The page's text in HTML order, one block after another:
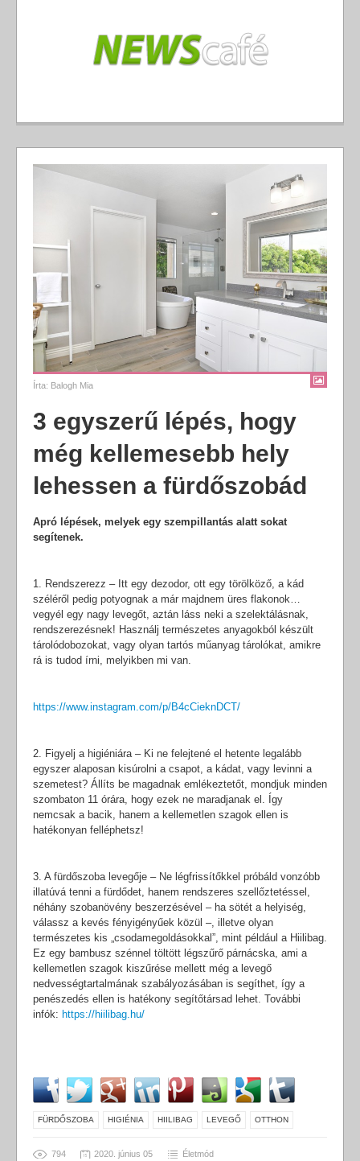
Írta: Balogh Mia
3 egyszerű lépés, hogy
még kellemesebb hely
lehessen a fürdőszobád
Apró lépések, melyek egy szempillantás alatt sokat
segítenek.
1. Rendszerezz – Itt egy dezodor, ott egy törölköző, a kád
széléről pedig potyognak a már majdnem üres flakonok…
vegyél egy nagy levegőt, aztán láss neki a szelektálásnak,
rendszerezésnek! Használj természetes anyagokból készült
tárolódobozokat, vagy olyan tartós műanyag tárolókat, amikre
rá is tudod írni, melyikben mi van.
https://www.instagram.com/p/B4cCieknDCT/
2. Figyelj a higiéniára – Ki ne felejtené el hetente legalább
egyszer alaposan kisúrolni a csapot, a kádat, vagy levinni a
szemetest? Állíts be magadnak emlékeztetőt, mondjuk minden
szombaton 11 órára, hogy ezek ne maradjanak el. Így
nemcsak a bacik, hanem a kellemetlen szagok ellen is
hatékonyan felléphetsz!
3. A fürdőszoba levegője – Ne légfrissítőkkel próbáld vonzóbb
illatúvá tenni a fürdődet, hanem rendszeres szellőztetéssel,
néhány szobanövény beszerzésével – ha sötét a helyiség,
válassz a kevés fényigényűek közül –, illetve olyan
természetes kis „csodamegoldásokkal”, mint például a Hiilibag.
Ez egy bambusz szénnel töltött légszűrő párnácska, ami a
kellemetlen szagok kiszűrése mellett még a levegő
nedvességtartalmának szabályozásában is segíthet, így a
penészedés ellen is hatékony segítőtársad lehet. További
infók: https://hiilibag.hu/
FÜRDŐSZOBA HIGIÉNIA HIILIBAG LEVEGŐ OTTHON
794 2020. június 05 Életmód